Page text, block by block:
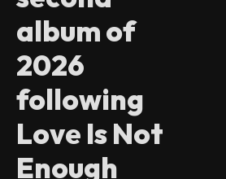
album of
2026
following
Love Is Not
Enough